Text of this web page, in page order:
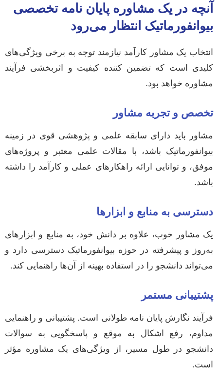
آنچه در یک مشاوره پایان نامه تخصصی
بیوانفورماتیک انتظار می‌رود
انتخاب یک مشاور کارآمد نیازمند توجه به برخی ویژگی‌های
کلیدی است که تضمین کننده کیفیت و اثربخشی فرآیند
مشاوره خواهد بود.
تخصص و تجربه مشاور
مشاور باید دارای سابقه علمی و پژوهشی قوی در زمینه
بیوانفورماتیک باشد، با مقالات علمی معتبر و پروژه‌های
موفق، و توانایی ارائه راهکارهای عملی و کارآمد را داشته
باشد.
دسترسی به منابع و ابزارها
یک مشاور خوب، علاوه بر دانش خود، به منابع و ابزارهای
به‌روز و پیشرفته در حوزه بیوانفورماتیک دسترسی دارد و
می‌تواند دانشجو را در استفاده بهینه از آن‌ها راهنمایی کند.
پشتیبانی مستمر
فرآیند نگارش پایان نامه طولانی است. پشتیبانی و راهنمایی
مداوم، رفع اشکال به موقع و پاسخگویی به سوالات
دانشجو در طول مسیر، از ویژگی‌های یک مشاوره مؤثر
است.